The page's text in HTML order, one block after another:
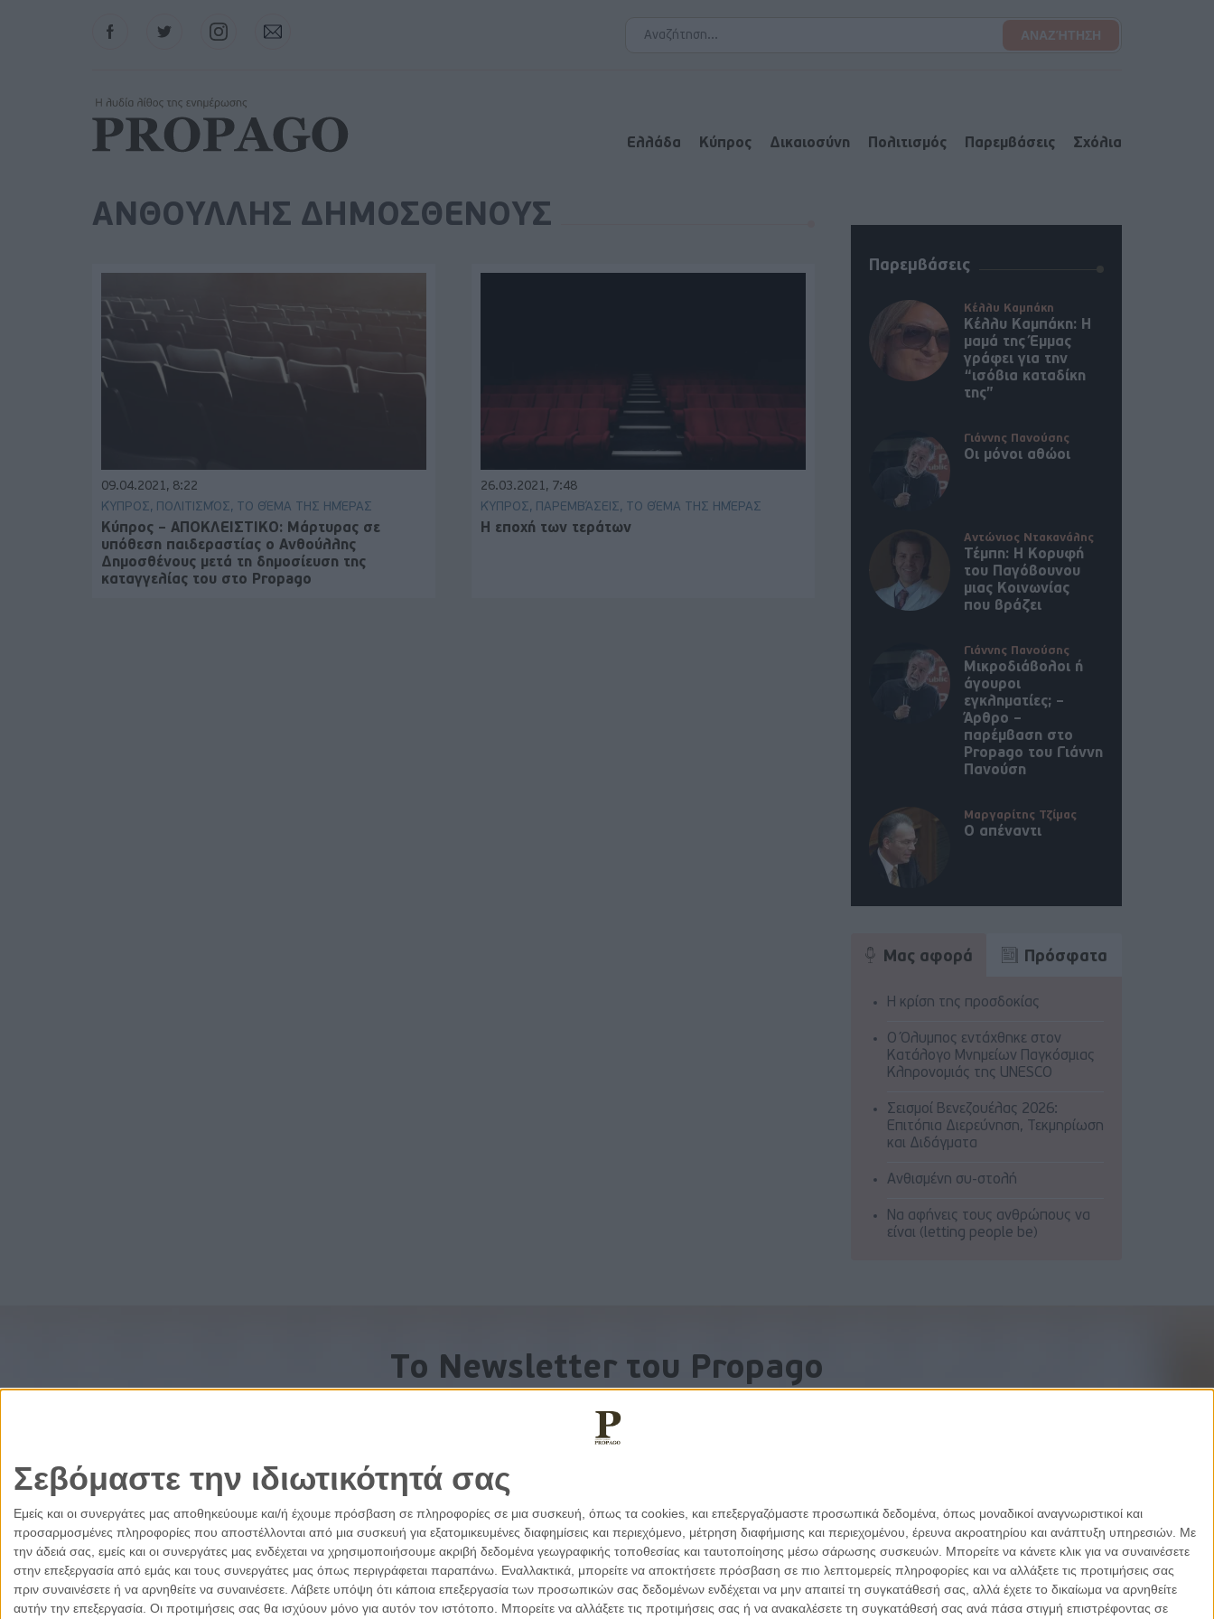
Σεβόμαστε την ιδιωτικότητά σας
Εμείς και οι συνεργάτες μας αποθηκεύουμε και/ή έχουμε πρόσβαση σε πληροφορίες σε μια συσκευή, όπως τα cookies, και επεξεργαζόμαστε προσωπικά δεδομένα, όπως μοναδικοί αναγνωριστικοί και
προσαρμοσμένες πληροφορίες που αποστέλλονται από μια συσκευή για εξατομικευμένες διαφημίσεις και περιεχόμενο, μέτρηση διαφήμισης και περιεχομένου, έρευνα ακροατηρίου και ανάπτυξη υπηρεσιών. Με
την άδειά σας, εμείς και οι συνεργάτες μας ενδέχεται να χρησιμοποιήσουμε ακριβή δεδομένα γεωγραφικής τοποθεσίας και ταυτοποίησης μέσω σάρωσης συσκευών. Μπορείτε να κάνετε κλικ για να συναινέσετε
στην επεξεργασία από εμάς και τους συνεργάτες μας όπως περιγράφεται παραπάνω. Εναλλακτικά, μπορείτε να αποκτήσετε πρόσβαση σε πιο λεπτομερείς πληροφορίες και να αλλάξετε τις προτιμήσεις σας
πριν συναινέσετε ή να αρνηθείτε να συναινέσετε. Λάβετε υπόψη ότι κάποια επεξεργασία των προσωπικών σας δεδομένων ενδέχεται να μην απαιτεί τη συγκατάθεσή σας, αλλά έχετε το δικαίωμα να αρνηθείτε
αυτήν την επεξεργασία. Οι προτιμήσεις σας θα ισχύουν μόνο για αυτόν τον ιστότοπο. Μπορείτε να αλλάξετε τις προτιμήσεις σας ή να ανακαλέσετε τη συγκατάθεσή σας ανά πάσα στιγμή επιστρέφοντας σε
FacebookTwitter InstagramContact
Ελλάδα Κύπρος Δικαιοσύνη Πολιτισμός Παρεμβάσεις Σχόλια
ΑΝΘΟΥΛΛΗΣ ΔΗΜΟΣΘΕΝΟΥΣ
09.04.2021, 8:22
ΚΎΠΡΟΣ, ΠΟΛΙΤΙΣΜΌΣ, ΤΟ ΘΈΜΑ ΤΗΣ ΗΜΈΡΑΣ
Κύπρος – ΑΠΟΚΛΕΙΣΤΙΚΟ: Μάρτυρας σε
υπόθεση παιδεραστίας ο Ανθούλλης
Δημοσθένους μετά τη δημοσίευση της
καταγγελίας του στο Propago
26.03.2021, 7:48
ΚΎΠΡΟΣ, ΠΑΡΕΜΒΆΣΕΙΣ, ΤΟ ΘΈΜΑ ΤΗΣ ΗΜΈΡΑΣ
Η εποχή των τεράτων
Παρεμβάσεις
Κέλλυ Καμπάκη
Κέλλυ Καμπάκη: Η
μαμά της Έμμας
γράφει για την
“ισόβια καταδίκη
της”
Γιάννης Πανούσης
Οι μόνοι αθώοι
Αντώνιος Ντακανάλης
Τέμπη: Η Κορυφή
του Παγόβουνου
μιας Κοινωνίας
που βράζει
Γιάννης Πανούσης
Μικροδιάβολοι ή
άγουροι
εγκληματίες; –
Άρθρο –
παρέμβαση στο
Propago του Γιάννη
Πανούση
Μαργαρίτης Τζίμας
Ο απέναντι
Μας αφορά Πρόσφατα
Η κρίση της προσδοκίας
Ο Όλυμπος εντάχθηκε στον
Κατάλογο Μνημείων Παγκόσμιας
Κληρονομιάς της UNESCO
Σεισμοί Βενεζουέλας 2026:
Επιτόπια Διερεύνηση, Τεκμηρίωση
και Διδάγματα
Ανθισμένη συ-στολή
Να αφήνεις τους ανθρώπους να
είναι (letting people be)
To Newsletter του Propago
Λάβετε την ανάλυση της ημέρας στο email σας
Ελλάδα Κύπρος Δικαιοσύνη Πολιτισμός Παρεμβάσεις Designed by Porcupine Colors-Developed by Joinweb